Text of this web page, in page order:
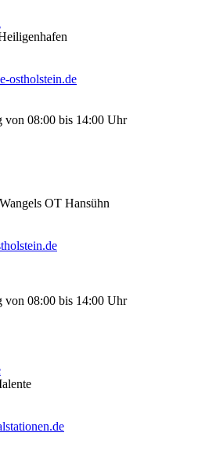
ostholstein.de
von 08:00 bis 14:00 Uhr
OT Hansühn
von 08:00 bis 14:00 Uhr